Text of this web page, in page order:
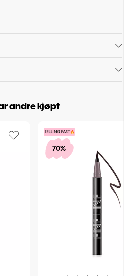
andre kjøpt
70%